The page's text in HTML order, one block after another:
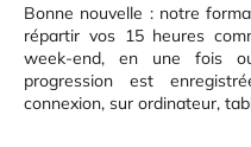
Bonne nouvelle : notre
répartir vos 15 heures
week-end, en une fois
progression est
connexion, sur ordinateur,